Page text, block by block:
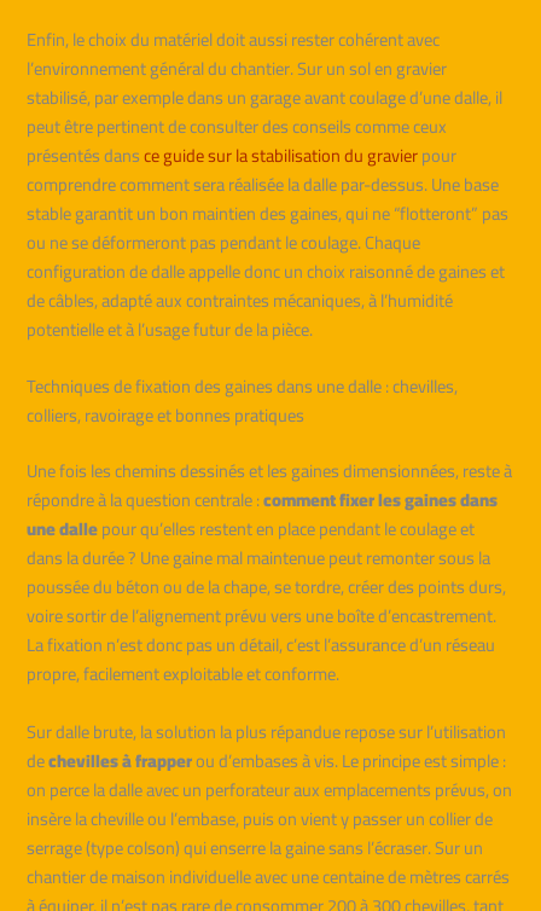
Enfin, le choix du matériel doit aussi rester cohérent avec
l’environnement général du chantier. Sur un sol en gravier
stabilisé, par exemple dans un garage avant coulage d’une dalle, il
peut être pertinent de consulter des conseils comme ceux
présentés dansce guide sur la stabilisation du gravierpour
comprendre comment sera réalisée la dalle par-dessus. Une base
stable garantit un bon maintien des gaines, qui ne “flotteront” pas
ou ne se déformeront pas pendant le coulage. Chaque
configuration de dalle appelle donc un choix raisonné de gaines et
de câbles, adapté aux contraintes mécaniques, à l’humidité
potentielle et à l’usage futur de la pièce.
Techniques de fixation des gaines dans une dalle : chevilles,
colliers, ravoirage et bonnes pratiques
Une fois les chemins dessinés et les gaines dimensionnées, reste à
répondre à la question centrale :comment fixer les gaines dans
une dallepour qu’elles restent en place pendant le coulage et
dans la durée ? Une gaine mal maintenue peut remonter sous la
poussée du béton ou de la chape, se tordre, créer des points durs,
voire sortir de l’alignement prévu vers une boîte d’encastrement.
La fixation n’est donc pas un détail, c’est l’assurance d’un réseau
propre, facilement exploitable et conforme.
Sur dalle brute, la solution la plus répandue repose sur l’utilisation
dechevilles à frapperou d’embases à vis. Le principe est simple :
on perce la dalle avec un perforateur aux emplacements prévus, on
insère la cheville ou l’embase, puis on vient y passer un collier de
serrage (type colson) qui enserre la gaine sans l’écraser. Sur un
chantier de maison individuelle avec une centaine de mètres carrés